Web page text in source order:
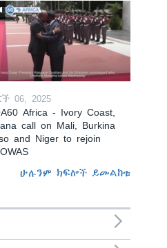
06, 2025
Africa - Ivory Coast,
call on Mali, Burkina
and Niger to rejoin
ሁሉንም ክፍሎች ይመልከቱ